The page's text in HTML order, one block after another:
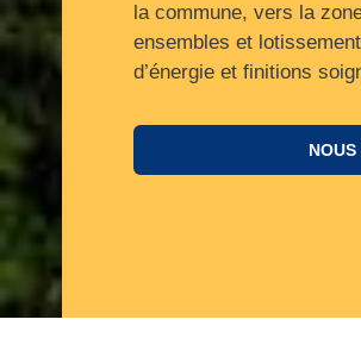
la commune, vers la
ensembles et
d’énergie et finitions